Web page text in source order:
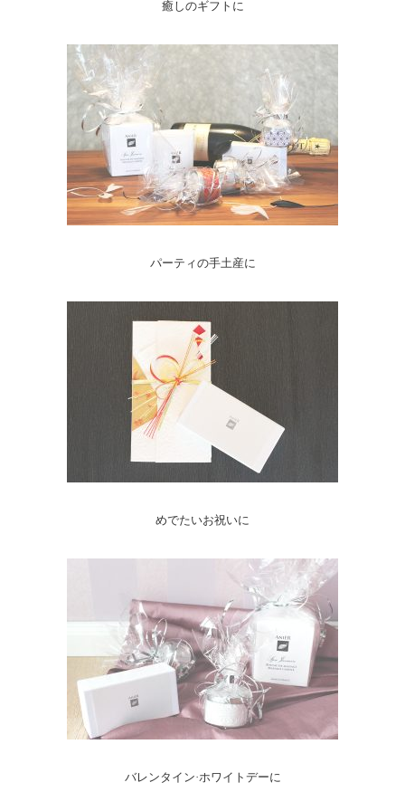
癒しのギフトに
パーティの手土産に
めでたいお祝いに
バレンタイン·ホワイトデーに